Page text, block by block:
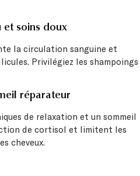
et soins doux
la circulation sanguine et
Privilégiez les shampoings
réparateur
de relaxation et un sommeil
de cortisol et limitent les
cheveux.